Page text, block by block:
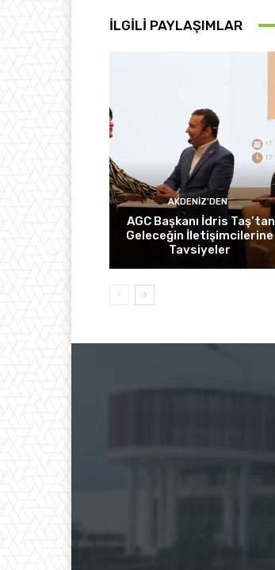
İLGİLİ PAYLAŞIMLAR
AKDENIZ'DEN
AGC Başkanı İdris Taş’tan
Geleceğin İletişimcilerine
Tavsiyeler